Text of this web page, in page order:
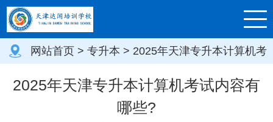
网站首页 > 专升本 > 2025年天津专升本计算机考
试内容有哪些?
2025年天津专升本计算机考试内容有
哪些?